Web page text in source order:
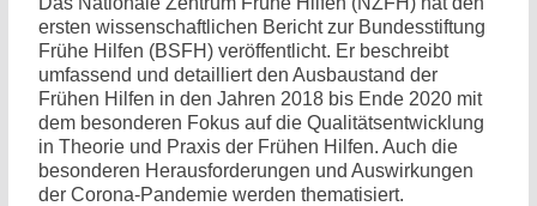
ersten wissenschaftlichen Bericht zur Bundesstiftung
Frühe Hilfen (BSFH) veröffentlicht. Er beschreibt
umfassend und detailliert den Ausbaustand der
Frühen Hilfen in den Jahren 2018 bis Ende 2020 mit
dem besonderen Fokus auf die Qualitätsentwicklung
in Theorie und Praxis der Frühen Hilfen. Auch die
besonderen Herausforderungen und Auswirkungen
der Corona-Pandemie werden thematisiert.